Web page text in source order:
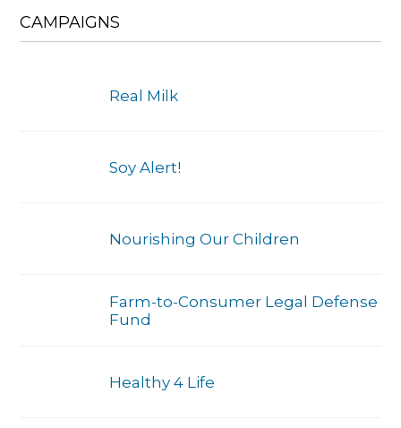
CAMPAIGNS
Real Milk
Soy Alert!
Nourishing Our Children
Farm-to-Consumer Legal Defense
Fund
Healthy 4 Life